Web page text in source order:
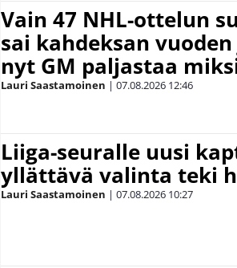
Vain 47 NHL-ottelun
sai kahdeksan
nyt GM paljastaa
Lauri Saastamoinen | 07.08.2026 12:46
Liiga-seuralle uusi
yllättävä valinta teki
Lauri Saastamoinen | 07.08.2026 10:27